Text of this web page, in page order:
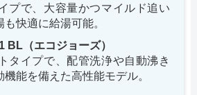
プで、大容量かつマイルド追い
快適に給湯可能。
BL（エコジョーズ）
タイプで、配管洗浄や自動沸き
機能を備えた高性能モデル。